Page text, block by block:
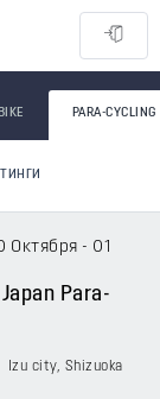
PARA-CYCLING
Октября - 01
Para-
Izu city, Shizuoka